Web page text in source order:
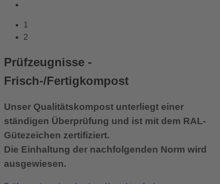
1
2
Prüfzeugnisse -
Frisch-/Fertigkompost
Unser Qualitätskompost unterliegt einer
ständigen Überprüfung und ist mit dem RAL-
Gütezeichen zertifiziert.
Die Einhaltung der nachfolgenden Norm wird
ausgewiesen.